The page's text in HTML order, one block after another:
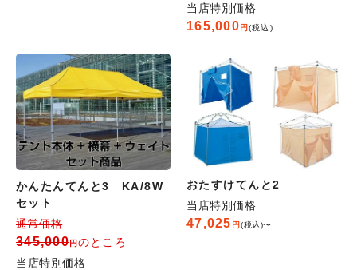
当店特別価格
165,000 税込
かんたんてんと3 KA/8W
セット
通常価格
345,000
のところ
当店特別価格
おたすけてんと2
当店特別価格
47,025 税込 〜